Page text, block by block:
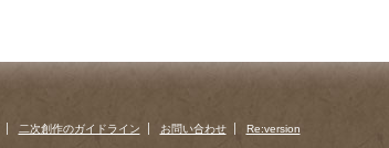
二次創作のガイドライン お問い合わせ Re:version